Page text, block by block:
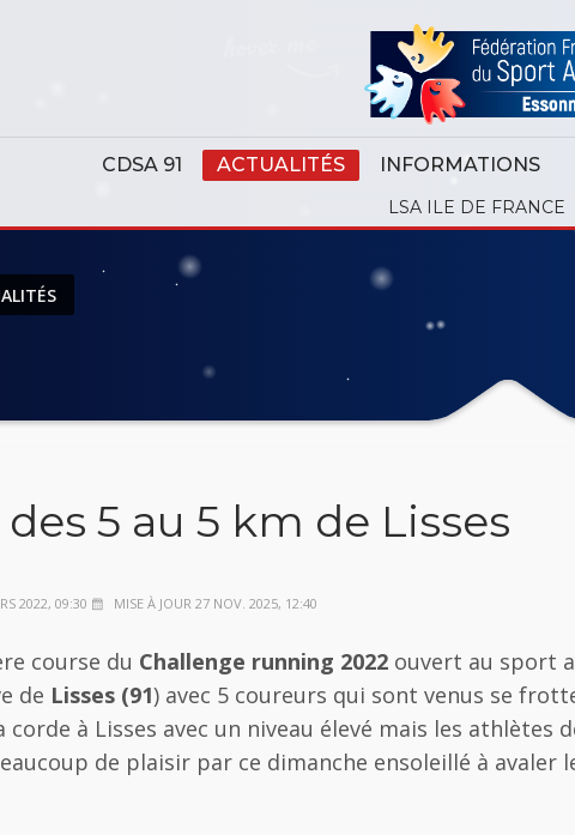
CDSA 91 ACTUALITÉS INFORMATIONS
LSA ILE DE FRANCE
5 au 5 km de Lisses
2022, 09:30 MISE À JOUR 27 NOV. 2025, 12:40
course du Challenge running 2022 ouvert au sport
de Lisses (91) avec 5 coureurs qui sont venus se
à Lisses avec un niveau élevé mais les athlètes
de plaisir par ce dimanche ensoleillé à avaler